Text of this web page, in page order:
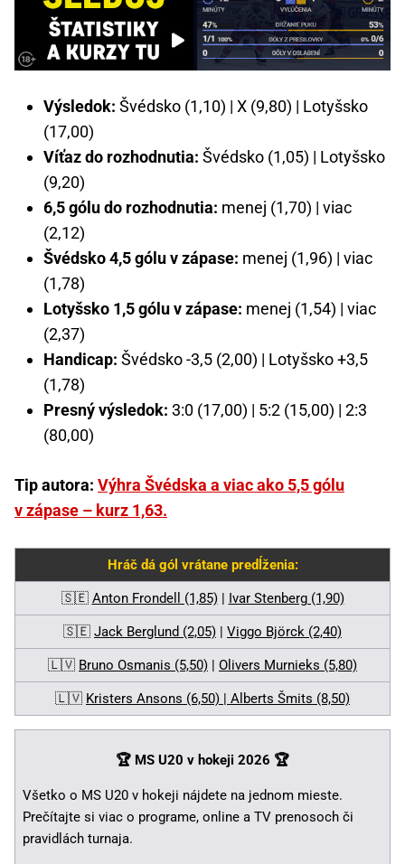
Výsledok: Švédsko (1,10) | X (9,80) | Lotyšsko
(17,00)
Víťaz do rozhodnutia: Švédsko (1,05) | Lotyšsko
(9,20)
6,5 gólu do rozhodnutia: menej (1,70) | viac
(2,12)
Švédsko 4,5 gólu v zápase: menej (1,96) | viac
(1,78)
Lotyšsko 1,5 gólu v zápase: menej (1,54) | viac
(2,37)
Handicap: Švédsko -3,5 (2,00) | Lotyšsko +3,5
(1,78)
Presný výsledok: 3:0 (17,00) | 5:2 (15,00) | 2:3
(80,00)
Tip autora: Výhra Švédska a viac ako 5,5 gólu
v zápase – kurz 1,63.
Hráč dá gól vrátane predĺženia:
🇸🇪 Anton Frondell (1,85)| Ivar Stenberg (1,90)
🇸🇪 Jack Berglund (2,05) Viggo Björck (2,40)
🇱🇻 Bruno Osmanis (5,50) Olivers Murnieks (5,80)
🇱🇻 Kristers Ansons (6,50) | Alberts Šmits (8,50)
🏆 MS U20 v hokeji 2026 🏆
Všetko o MS U20 v hokeji nájdete na jednom mieste.
Prečítajte si viac o programe, online a TV prenosoch či
pravidlách turnaja.